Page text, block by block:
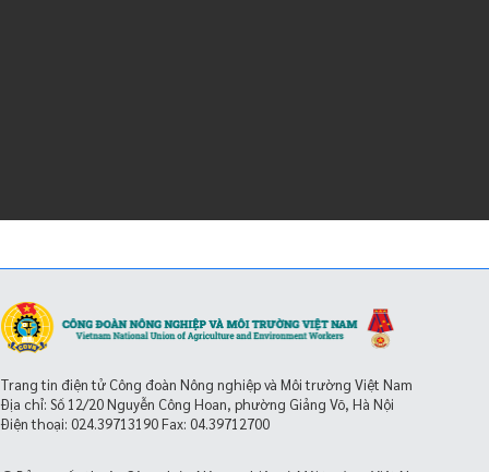
Trang tin điện tử Công đoàn Nông nghiệp và Môi trường Việt Nam
Địa chỉ: Số 12/20 Nguyễn Công Hoan, phường Giảng Võ, Hà Nội
Điện thoại: 024.39713190Fax: 04.39712700